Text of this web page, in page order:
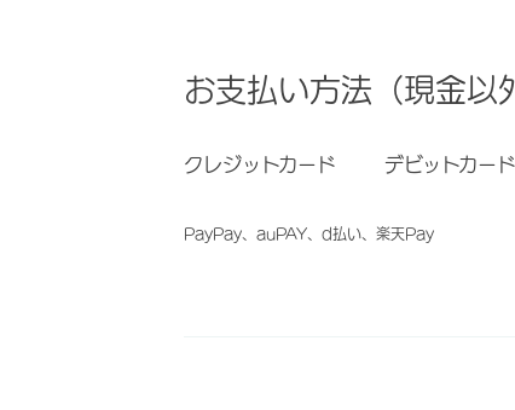
お支払い方法（現金以
クレジットカード デビットカード
PayPay、auPAY、d払い、楽天Pay